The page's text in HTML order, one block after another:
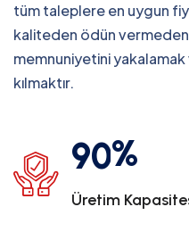
tüm taleplere en uygun
kaliteden ödün
memnuniyetini yakalamak
kılmaktır.
90%
Üretim